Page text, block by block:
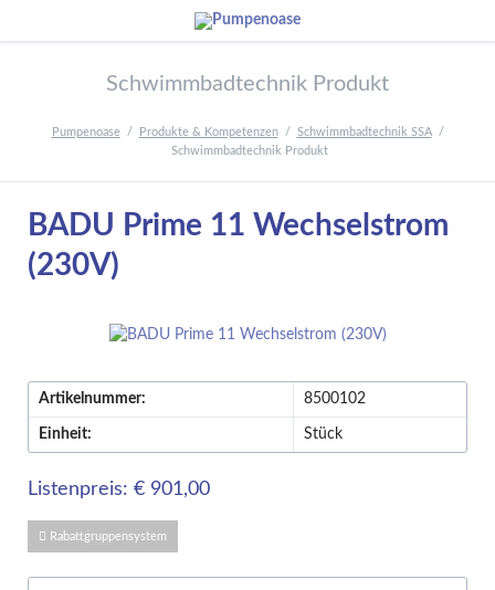
Schwimmbadtechnik Produkt
Pumpenoase Produkte & Kompetenzen
Schwimmbadtechnik SSA
Schwimmbadtechnik Produkt
BADU Prime 11 Wechselstrom
(230V)
Artikelnummer: 8500102
Einheit: Stück
Listenpreis: € 901,00
Rabattgruppensystem